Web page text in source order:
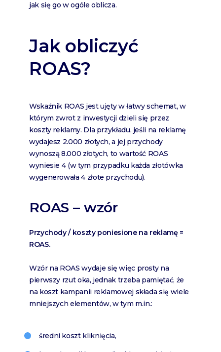
jak się go w ogóle oblicza.
Jak obliczyć
ROAS?
Wskaźnik ROAS jest ujęty w łatwy schemat, w
którym zwrot z inwestycji dzieli się przez
koszty reklamy. Dla przykładu, jeśli na reklamę
wydajesz 2.000 złotych, a jej przychody
wynoszą 8.000 złotych, to wartość ROAS
wyniesie 4 (w tym przypadku każda złotówka
wygenerowała 4 złote przychodu).
ROAS – wzór
Przychody / koszty poniesione na reklamę =
ROAS.
Wzór na ROAS wydaje się więc prosty na
pierwszy rzut oka, jednak trzeba pamiętać, że
na koszt kampanii reklamowej składa się wiele
mniejszych elementów, w tym m.in.:
średni koszt kliknięcia,